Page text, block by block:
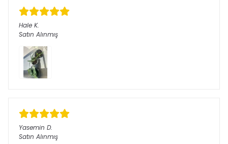
Hale K.
Satın Alınmış
Yasemin D.
Satın Alınmış